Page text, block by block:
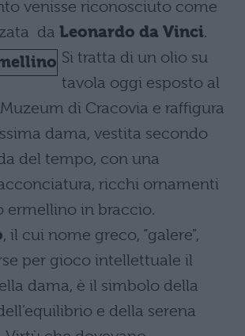
venisse riconosciuto come
da Leonardo da Vinci.
Si tratta di un olio su
tavola oggi esposto al
di Cracovia e raffigura
dama, vestita secondo
del tempo, con una
ricchi ornamenti
ermellino in braccio.
, il cui nome greco, “galere”,
per gioco intellettuale il
dama, è il simbolo della
e della serena